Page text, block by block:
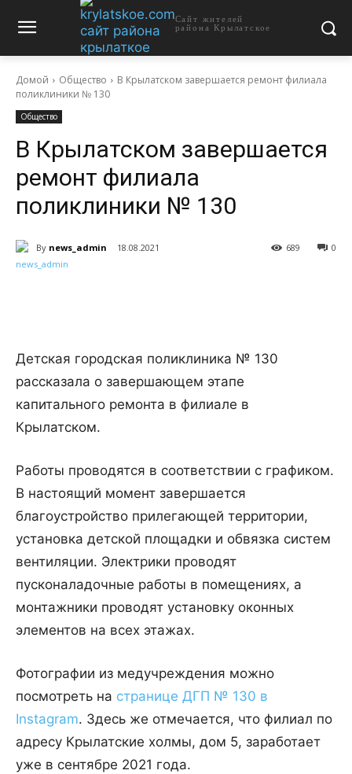
Сайт жителей
района Крылатское
Домой Общество
В Крылатском завершается ремонт филиала
поликлиники № 130
Общество
В Крылатском завершается
ремонт филиала
поликлиники № 130
By news_admin 18.08.2021 0
689
Детская городская поликлиника № 130
рассказала о завершающем этапе
капитального ремонта в филиале в
Крылатском.
Работы проводятся в соответствии с графиком.
В настоящий момент завершается
благоустройство прилегающей территории,
установка детской площадки и обвязка систем
вентиляции. Электрики проводят
пусконаладочные работы в помещениях, а
монтажники проводят установку оконных
элементов на всех этажах.
Фотографии из медучреждения можно
посмотреть на странице ДГП № 130 в
Instagram. Здесь же отмечается, что филиал по
адресу Крылатские холмы, дом 5, заработает
уже в сентябре 2021 года.